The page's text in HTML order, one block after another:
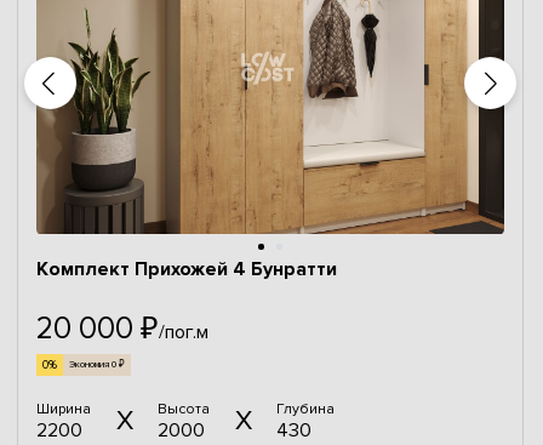
Комплект Прихожей 4 Бунратти
20 000 ₽/пог.м
0% Экономия 0 ₽
Ширина
2200
Высота
2000
Глубина
430